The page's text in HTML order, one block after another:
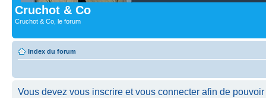
Cruchot & Co
Cruchot & Co, le forum
Index du forum
Vous devez vous inscrire et vous connecter afin de